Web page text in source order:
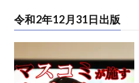
令和2年12月31日出版